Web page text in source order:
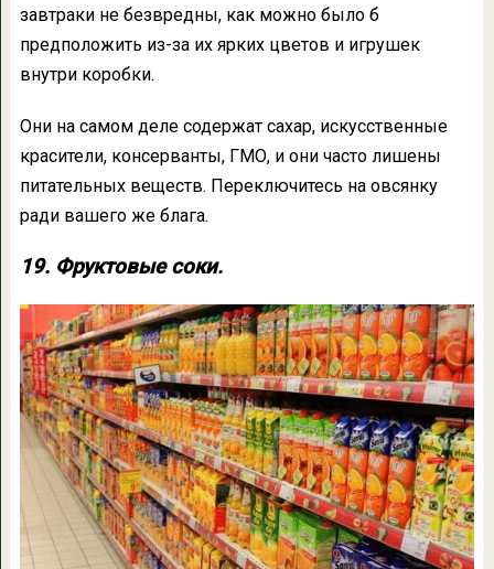
завтраки не безвредны, как можно было б
предположить из-за их ярких цветов и игрушек
внутри коробки.
Они на самом деле содержат сахар, искусственные
красители, консерванты, ГМО, и они часто лишены
питательных веществ. Переключитесь на овсянку
ради вашего же блага.
19. Фруктовые соки.